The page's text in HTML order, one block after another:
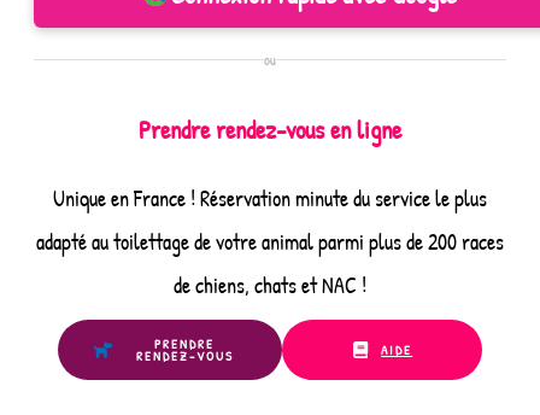
ou
Prendre rendez-vous en ligne
Unique en France ! Réservation minute du service le plus
adapté au toilettage de votre animal parmi plus de 200 races
de chiens, chats et NAC !
PRENDRE
RENDEZ-VOUS AIDE